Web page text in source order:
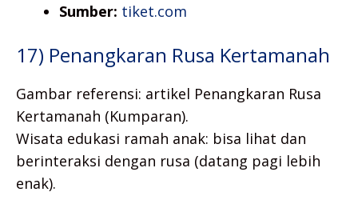
Sumber: tiket.com
17) Penangkaran Rusa Kertamanah
Gambar referensi: artikel Penangkaran Rusa
Kertamanah (Kumparan).
Wisata edukasi ramah anak: bisa lihat dan
berinteraksi dengan rusa (datang pagi lebih
enak).